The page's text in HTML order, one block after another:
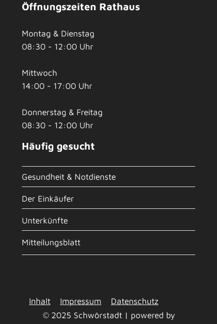
Öffnungszeiten Rathaus
Montag & Dienstag
08:30 - 12:00 Uhr
Mittwoch
14:00 - 17:00 Uhr
Donnerstag & Freitag
08:30 - 12:00 Uhr
Häufig gesucht
Gesundheit & Notdienste
Der Einkäufer
Unterkünfte
Mitteilungsblatt
Inhalt Impressum
Datenschutz
© 2025 Schwörstadt | powered by